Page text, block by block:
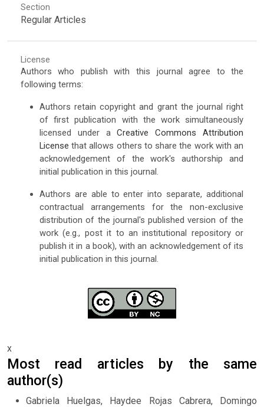
Section
Regular Articles
License
Authors who publish with this journal agree to the
following terms:
Authors retain copyright and grant the journal right
of first publication with the work simultaneously
licensed under aCreative Commons Attribution
License that allows others to share the work with an
acknowledgement of the work's authorship and
initial publication in this journal.
Authors are able to enter into separate, additional
contractual arrangements for the non-exclusive
distribution of the journal's published version of the
work (e.g., post it to an institutional repository or
publish it in a book), with an acknowledgement of its
initial publication in this journal.
x
Most read articles by the same
author(s)
Gabriela Huelgas, Haydee Rojas Cabrera, Domingo